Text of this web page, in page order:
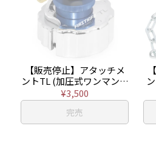
【販売停止】アタッチメ
ントTL (加圧式ワンマンブ
リーダー用)
¥3,500
完売